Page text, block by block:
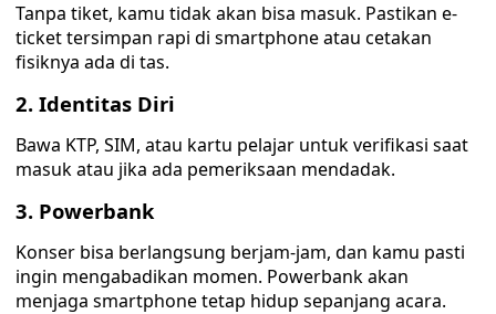
Tanpa tiket, kamu tidak akan bisa masuk. Pastikan e-
ticket tersimpan rapi di smartphone atau cetakan
fisiknya ada di tas.
2. Identitas Diri
Bawa KTP, SIM, atau kartu pelajar untuk verifikasi saat
masuk atau jika ada pemeriksaan mendadak.
3. Powerbank
Konser bisa berlangsung berjam-jam, dan kamu pasti
ingin mengabadikan momen. Powerbank akan
menjaga smartphone tetap hidup sepanjang acara.